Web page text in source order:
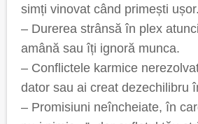
simți vinovat când primești ușor.
– Durerea strânsă în plex
amână sau îți ignoră munca.
– Conflictele karmice
dator sau ai creat dezechilibru
– Promisiuni neîncheiate, în